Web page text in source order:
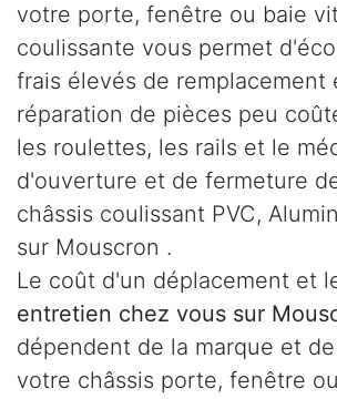
votre porte, fenêtre ou baie
coulissante vous permet
frais élevés de remplacement
réparation de pièces peu
les roulettes, les rails et le
d'ouverture et de fermeture
châssis coulissant PVC,
sur Mouscron .
Le coût d'un déplacement et
entretien chez vous sur
dépendent de la marque et
votre châssis porte, fenêtre